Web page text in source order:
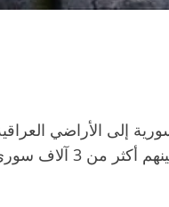
إلى الأراضي
الداخلي وإمكانية إعادة